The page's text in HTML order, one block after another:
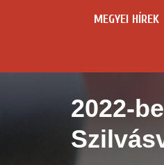
MEGYEI HÍREK
2022-